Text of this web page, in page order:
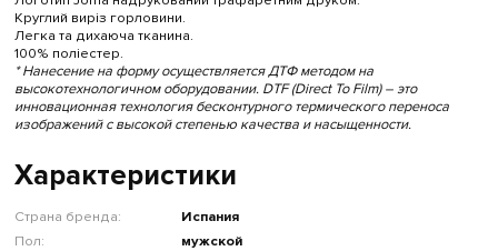
Круглий виріз горловини.
Легка та дихаюча тканина.
100% поліестер.
* Нанесение на форму осуществляется ДТФ методом на
высокотехнологичном оборудовании. DTF (Direct To Film) – это
инновационная технология бесконтурного термического переноса
изображений с высокой степенью качества и насыщенности.
Характеристики
Страна бренда:
Испания
Пол:
мужской